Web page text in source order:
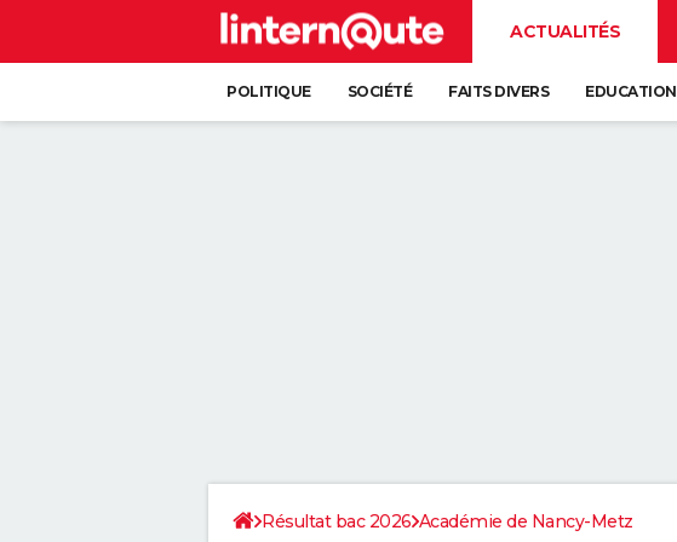
ACTUALITÉS
POLITIQUE SOCIÉTÉ FAITS DIVERS EDUCATION
Résultat bac 2026 Académie de Nancy-Metz